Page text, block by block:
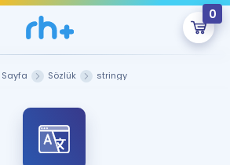
0
Şu An Boş.
sınava hazırlayacak onlarca eğitim seni
bekliyor!
Sözlük stringy